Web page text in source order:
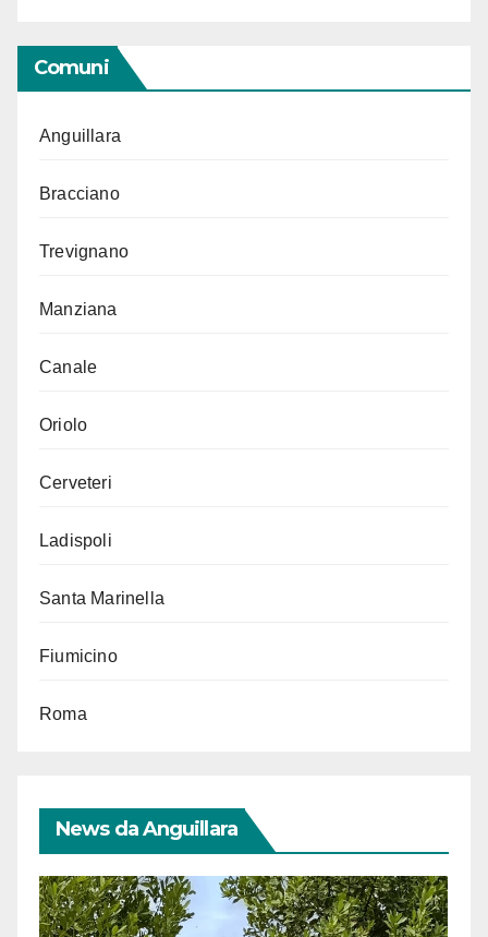
Comuni
Anguillara
Bracciano
Trevignano
Manziana
Canale
Oriolo
Cerveteri
Ladispoli
Santa Marinella
Fiumicino
Roma
News da Anguillara